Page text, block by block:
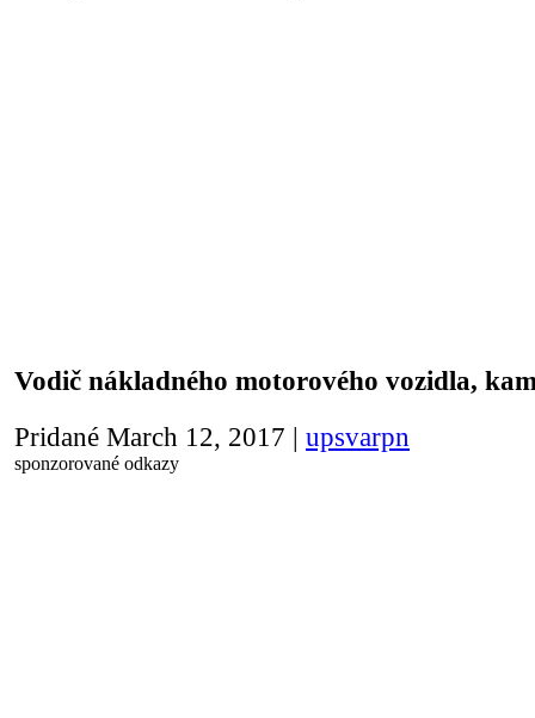
Vodič nákladného motorového vozidla,
Pridané March 12, 2017 upsvarpn
sponzorované odkazy